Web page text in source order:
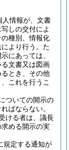
人情報が、文書
しの交付によ
種別、情報化
より行う。 た
にあっては、
文書又は図画
とき、その他
これを行うこ
ついての開示の
ばならない。
ける者は、議長
める開示の実
規定する通知が